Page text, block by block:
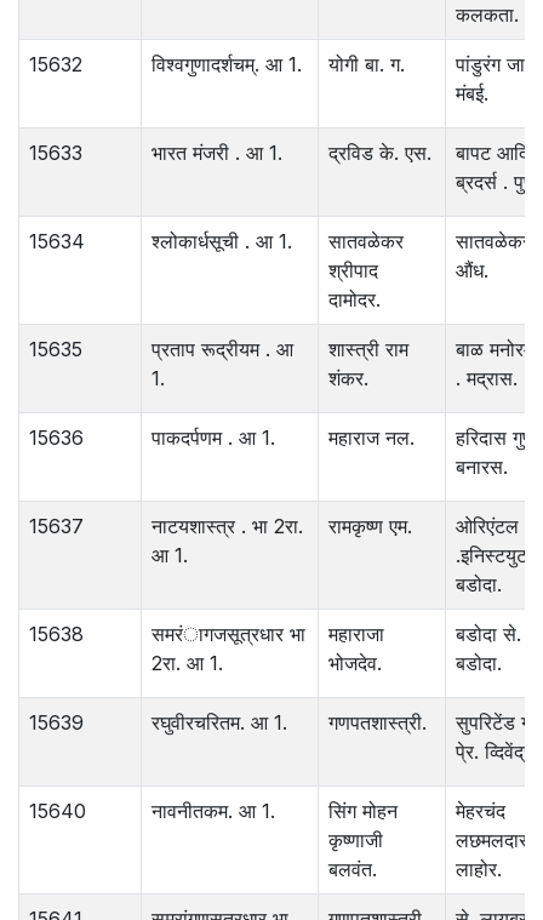
कलकता.
15632 विश्‍वगुणादर्शचम्. आ 1. योगी बा. ग.
पांडुरंग
मंबई.
15633 भारत मंजरी . आ 1. द्रविड के. एस.
बापट आदित
ब्रदर्स . पुणे.
15634 श्‍लोकार्धसूची . आ 1.
सातवळेकर
श्रीपाद
दामोदर.
सातवळेकर .
औंध.
15635
प्रताप रूद्रीयम . आ
1.
शास्त्री राम
शंकर.
बाळ
. मद्रास.
15636 पाकदर्पणम . आ 1. महाराज नल.
हरिदास
बनारस.
15637
नाटयशास्त्र . भा 2रा.
आ 1.
रामकृष्ण एम.
ओरिएंटल
.इनिस्टयुट .
बडोदा.
15638
समरंागजसूत्रधार भा
2रा. आ 1.
महाराजा
भोजदेव.
बडोदा से.
बडोदा.
15639 रघुवीरचरितम. आ 1. गणपतशास्त्री.
सुपरिटेंड
पे्र.
15640 नावनीतकम. आ 1.
सिंग मोहन
कृष्णाजी
बलवंत.
मेहरचंद
लछमलदास .
लाहोर.